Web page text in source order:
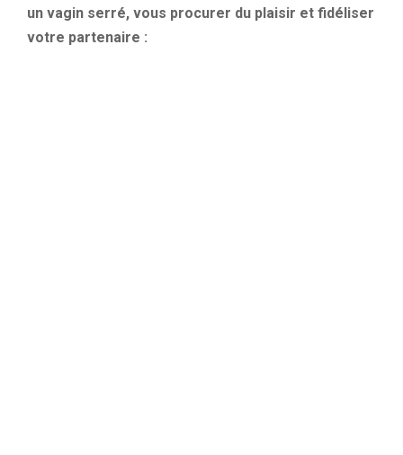
un vagin serré, vous procurer du plaisir et fidéliser
votre partenaire :